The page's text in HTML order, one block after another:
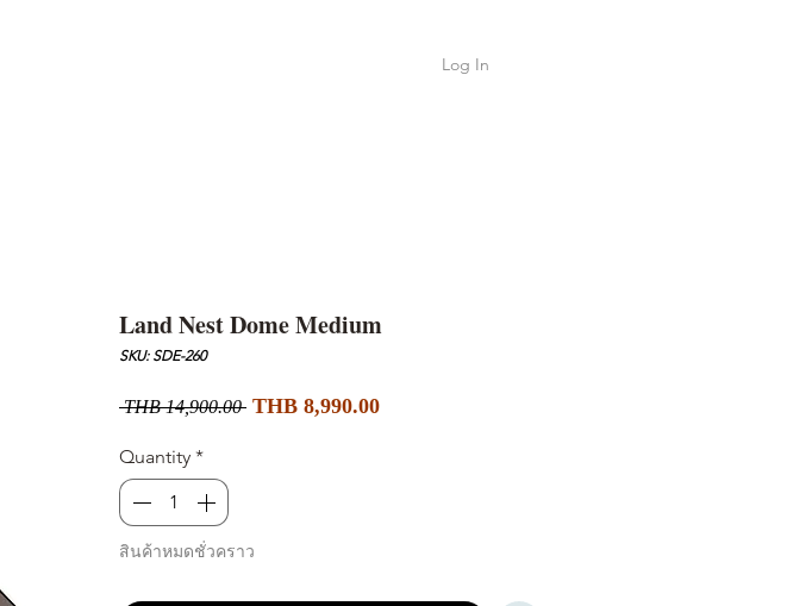
Log In
Land Nest Dome Medium
SKU: SDE-260
THB 14,900.00 Regular
THB 8,990.00Sale
Quantity *
สินค้าหมดชั่วคราว